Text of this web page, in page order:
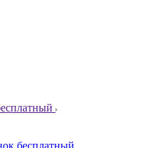
бесплатный